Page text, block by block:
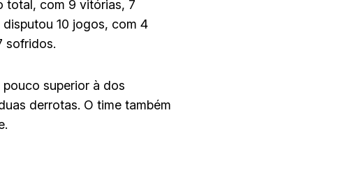
total, com 9 vitórias, 7
10 jogos, com 4
sofridos.
pouco superior à dos
derrotas. O time também